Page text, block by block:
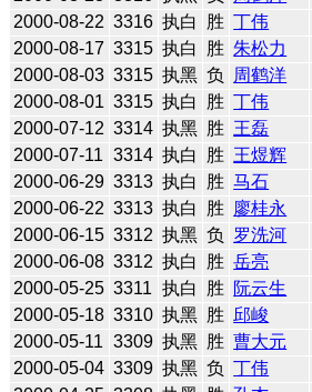
2000-08-22 3316 执白 胜 丁伟
2000-08-17 3315 执白 胜 朱松力
2000-08-03 3315 执黑 负 周鹤洋
2000-08-01 3315 执白 胜 丁伟
2000-07-12 3314 执黑 胜 王磊
2000-07-11 3314 执白 胜 王煜辉
2000-06-29 3313 执白 胜 马石
2000-06-22 3313 执白 胜 廖桂永
2000-06-15 3312 执黑 负 罗洗河
2000-06-08 3312 执白 胜 岳亮
2000-05-25 3311 执白 胜 阮云生
2000-05-18 3310 执黑 胜 邱峻
2000-05-11 3309 执黑 胜 曹大元
2000-05-04 3309 执黑 负 丁伟